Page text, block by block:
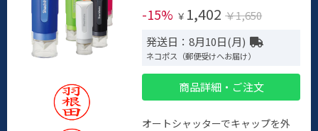
-15% ￥ 1,402 ￥1,650
発送日：8月10日(月)
ネコポス（郵便受けへお届け）
商品詳細・ご注文
オートシャッターでキャップを外